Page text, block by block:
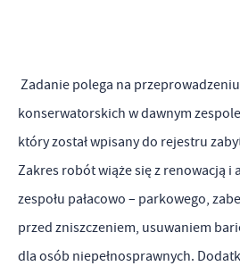
Zadanie polega na
konserwatorskich w dawnym
który został wpisany do rejestru
Zakres robót wiąże się z renowacją i
zespołu pałacowo – parkowego,
przed zniszczeniem, usuwaniem
dla osób niepełnosprawnych.